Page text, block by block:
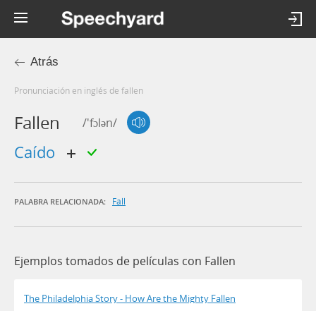
Atrás
Pronunciación en inglés de fallen
Fallen /'fɔlən/
caído
PALABRA RELACIONADA: Fall
Ejemplos tomados de películas con Fallen
The Philadelphia Story - How Are the Mighty Fallen